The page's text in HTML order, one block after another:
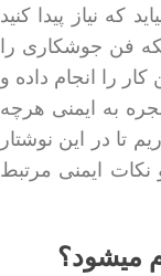
نیاز پیدا کنید
فن جوشکاری را
را انجام داده و
به ایمنی هرچه
تا در این نوشتار
ایمنی مرتبط
میشود؟